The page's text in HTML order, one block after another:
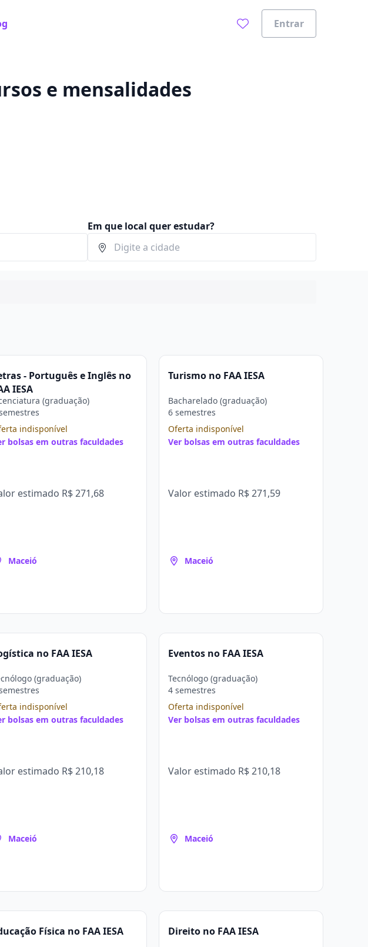
Entrar
e mensalidades
Em que local quer estudar?
- Português e Inglês no
IESA
(graduação)
indisponível
bolsas em outras faculdades
estimado R$ 271,68
Maceió
Turismo no FAA IESA
Bacharelado (graduação)
6 semestres
Oferta indisponível
Ver bolsas em outras faculdades
Valor estimado R$ 271,59
Maceió
no FAA IESA
(graduação)
indisponível
bolsas em outras faculdades
estimado R$ 210,18
Maceió
Eventos no FAA IESA
Tecnólogo (graduação)
4 semestres
Oferta indisponível
Ver bolsas em outras faculdades
Valor estimado R$ 210,18
Maceió
Física no FAA IESA Direito no FAA IESA